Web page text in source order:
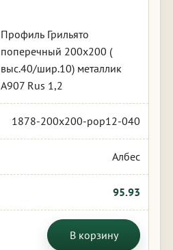
Профиль Грильято
поперечный 200х200 (
выс.40/шир.10) металлик
А907 Rus 1,2
1878-200x200-pop12-040
Албес
95.93
В корзину